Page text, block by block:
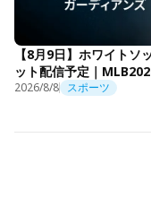
【8月9日】ホワイト
ット配信予定｜
2026/8/8 スポーツ